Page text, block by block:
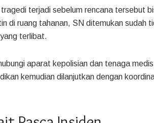
terjadi sebelum rencana tersebut
di ruang tahanan, SN ditemukan sudah
terlibat.
aparat kepolisian dan tenaga
kemudian dilanjutkan dengan